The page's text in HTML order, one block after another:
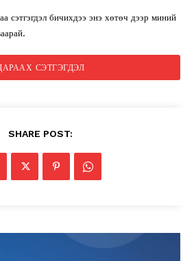
сэтгэгдэл бичихдээ энэ хөтөч дээр миний
SHARE POST: